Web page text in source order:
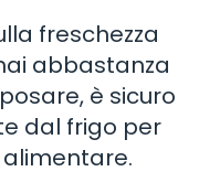
freschezza
abbastanza
è sicuro
dal frigo per